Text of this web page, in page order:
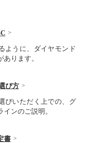
ように、ダイヤモンド
ります。
び方
びいただく上での、グ
インのご説明。
書